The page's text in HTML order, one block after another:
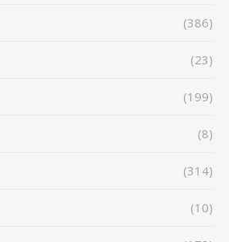
(386)
(23)
(199)
(8)
(314)
(10)